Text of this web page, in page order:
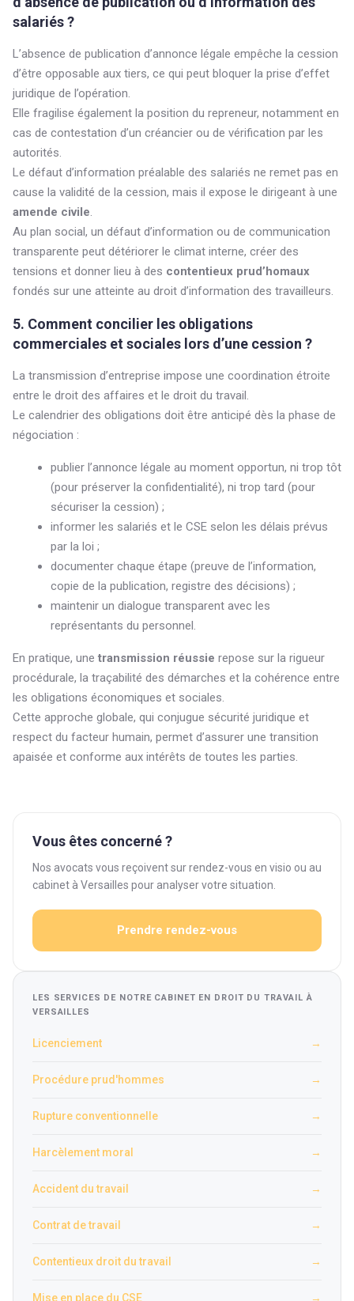
salariés ?
L’absence de publication d’annonce légale empêche la cession
d’être opposable aux tiers, ce qui peut bloquer la prise d’effet
juridique de l’opération.
Elle fragilise également la position du repreneur, notamment en
cas de contestation d’un créancier ou de vérification par les
autorités.
Le défaut d’information préalable des salariés ne remet pas en
cause la validité de la cession, mais il expose le dirigeant à une
amende civile.
Au plan social, un défaut d’information ou de communication
transparente peut détériorer le climat interne, créer des
tensions et donner lieu à des contentieux prud’homaux
fondés sur une atteinte au droit d’information des travailleurs.
5. Comment concilier les obligations
commerciales et sociales lors d’une cession ?
La transmission d’entreprise impose une coordination étroite
entre le droit des affaires et le droit du travail.
Le calendrier des obligations doit être anticipé dès la phase de
négociation :
publier l’annonce légale au moment opportun, ni trop tôt
(pour préserver la confidentialité), ni trop tard (pour
sécuriser la cession) ;
informer les salariés et le CSE selon les délais prévus
par la loi ;
documenter chaque étape (preuve de l’information,
copie de la publication, registre des décisions) ;
maintenir un dialogue transparent avec les
représentants du personnel.
En pratique, une transmission réussie repose sur la rigueur
procédurale, la traçabilité des démarches et la cohérence entre
les obligations économiques et sociales.
Cette approche globale, qui conjugue sécurité juridique et
respect du facteur humain, permet d’assurer une transition
apaisée et conforme aux intérêts de toutes les parties.
Vous êtes concerné ?
Nos avocats vous reçoivent sur rendez-vous en visio ou au
cabinet à Versailles pour analyser votre situation.
Prendre rendez-vous
LES SERVICES DE NOTRE CABINET EN DROIT DU TRAVAIL À
VERSAILLES
Licenciement →
Procédure prud'hommes →
Rupture conventionnelle →
Harcèlement moral →
Accident du travail →
Contrat de travail →
Contentieux droit du travail →
Mise en place du CSE →